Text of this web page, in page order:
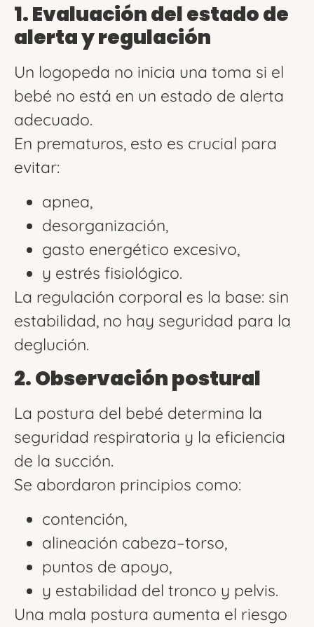
1. Evaluación del estado de
alerta y regulación
Un logopeda no inicia una toma si el
bebé no está en un estado de alerta
adecuado.
En prematuros, esto es crucial para
evitar:
apnea,
desorganización,
gasto energético excesivo,
y estrés fisiológico.
La regulación corporal es la base: sin
estabilidad, no hay seguridad para la
deglución.
2. Observación postural
La postura del bebé determina la
seguridad respiratoria y la eficiencia
de la succión.
Se abordaron principios como:
contención,
alineación cabeza–torso,
puntos de apoyo,
y estabilidad del tronco y pelvis.
Una mala postura aumenta el riesgo